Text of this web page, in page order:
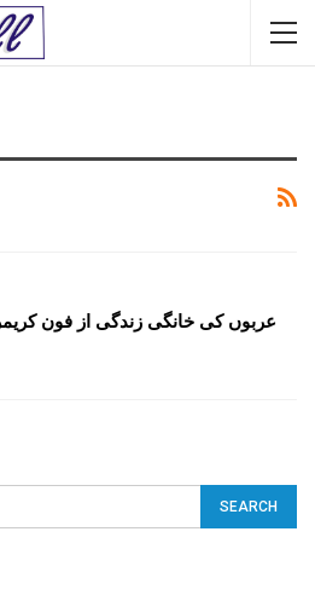
عربوں کی خانگی زندگی از فون